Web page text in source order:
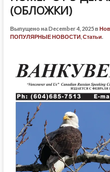
(ОБЛОЖКИ)
Выпущено на December 4, 2025 в
ПОПУЛЯРНЫЕ НОВОСТИ, Статьи.